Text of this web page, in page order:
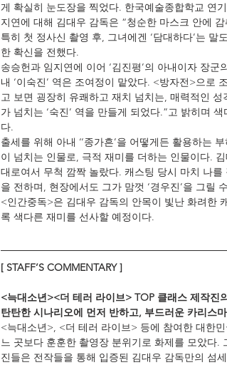
게 확실히 눈도장을 찍었다. 한국예술종합학교 연
지연에 대해 김대우 감독은 “청순한 마스크 안에
특히 첫 정사신 촬영 후, 그녀에겐 ‘담대하다’는
한 확신을 전했다.
송승헌과 임지연에 이어 ‘김진평’의 아내이자 장
내 ‘이숙진’ 역은 조여정이 맡았다. <방자전>으로
고 보면 굉장히 유쾌하고 재치 넘치는, 매력적인
가 넘치는 ‘숙진’ 역을 만들게 되었다.”고 밝히며
다.
출세를 위해 아내 ‘‘종가흔’을 어떻게든 활용하는
이 넘치는 인물로, 극적 재미를 더하는 인물이다.
대로여서 무척 깜짝 놀랐다. 캐스팅 당시 마치 나
을 전하며, 현장에서도 그가 맘껏 ‘경우진’을 그릴
<인간중독>은 김대우 감독의 안목이 빛난 화려한
록 색다른 재미를 선사할 예정이다.
[ STAFF’S COMMENTARY ]
<늑대소년><더 테러 라이브> TOP 클래스 제작진
탄탄한 시나리오에 먼저 반하고, 부드러운 카리스
<늑대소년>, <더 테러 라이브> 등에 참여한 대한
느 곳보다 훈훈한 촬영장 분위기로 화제를 모았다
진들은 전작들을 통해 입증된 김대우 감독만의 섬